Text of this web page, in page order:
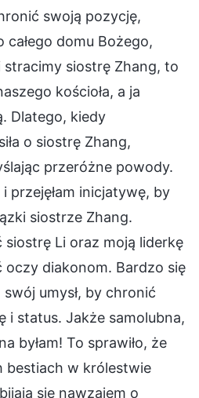
swoją pozycję,
całego domu Bożego,
stracimy siostrę Zhang, to
kościoła, a ja
Dlatego, kiedy
o siostrę Zhang,
przeróżne powody.
przejęłam inicjatywę, by
siostrze Zhang.
siostrę Li oraz moją liderkę
oczy diakonom. Bardzo się
swój umysł, by chronić
i status. Jakże samolubna,
byłam! To sprawiło, że
bestiach w królestwie
się nawzajem o